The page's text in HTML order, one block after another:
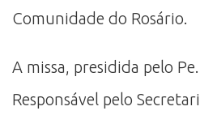
Comunidade do Rosário.
A missa, presidida pelo
Responsável pelo